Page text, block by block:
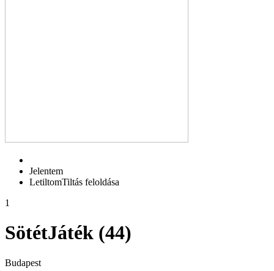
Jelentem
LetiltomTiltás feloldása
1
SötétJáték (44)
Budapest